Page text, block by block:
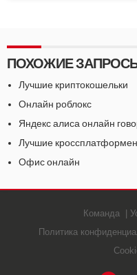
ПОХОЖИЕ
Лучшие криптокошельки
Онлайн роблокс
Яндекс алиса онлайн
Лучшие
Офис онлайн
Команда
Политика